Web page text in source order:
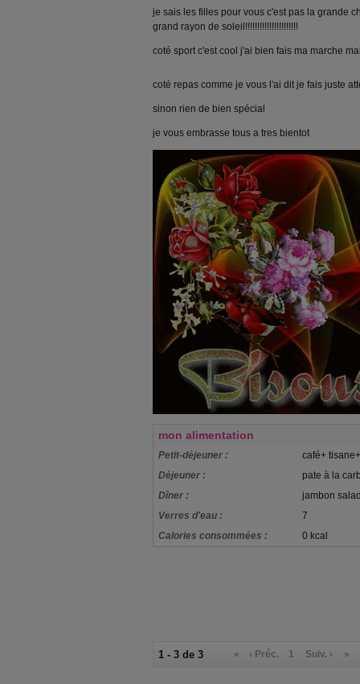
je sais les filles pour vous c'est pas la grande
grand rayon de soleil!!!!!!!!!!!!!!!!!!!!!!
coté sport c'est cool j'ai bien fais ma marche
coté repas comme je vous l'ai dit je fais juste
sinon rien de bien spécial
je vous embrasse tous a tres bientot
mon alimentation
Petit-déjeuner :
café+
Déjeuner :
pate à la
Dîner :
jambon
Verres d'eau :
7
Calories consommées :
0 kcal
1 - 3 de 3 « ‹ Préc. 1 Suiv. › »